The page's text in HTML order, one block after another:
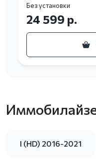
Без установки
24 599 р.
I (HD) 2016-2021